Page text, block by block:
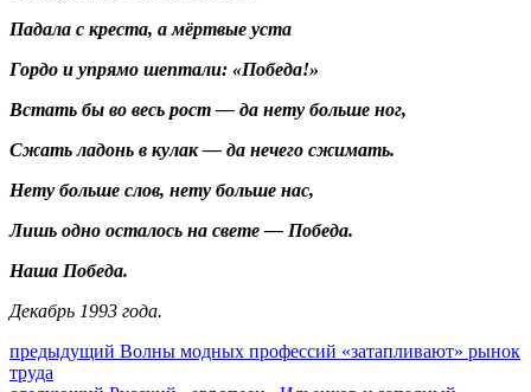
Падала с креста, а мёртвые уста
Гордо и упрямо шептали: «Победа!»
Встать бы во весь рост — да нету больше ног,
Сжать ладонь в кулак — да нечего сжимать.
Нету больше слов, нету больше нас,
Лишь одно осталось на свете — Победа.
Наша Победа.
Декабрь 1993 года.
Навигация
предыдущий Предыдущий
Волны модных профессий «затапливают» рынок
труда